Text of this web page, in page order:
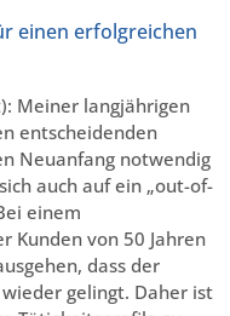
einen erfolgreichen
Meiner langjährigen
entscheidenden
Neuanfang notwendig
auch auf ein „out-of-
einem
Kunden von 50 Jahren
dass der
gelingt. Daher ist